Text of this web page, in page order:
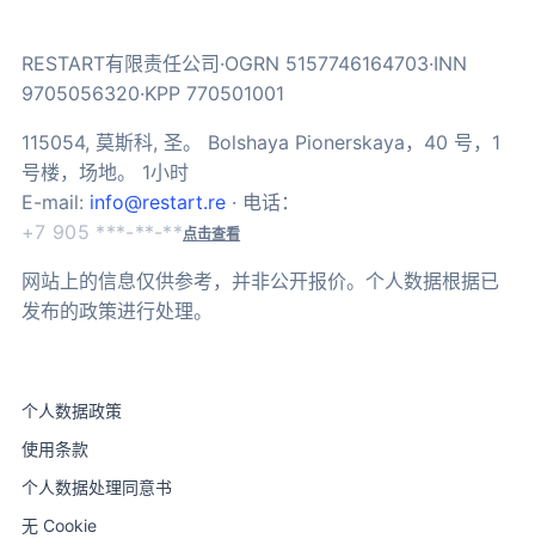
RESTART有限责任公司·OGRN 5157746164703·INN
9705056320·KPP 770501001
115054, 莫斯科, 圣。 Bolshaya Pionerskaya，40 号，1
号楼，场地。 1小时
E-mail: info@restart.re · 电话：
+7 905 ***-**-**点击查看
网站上的信息仅供参考，并非公开报价。个人数据根据已
发布的政策进行处理。
个人数据政策
使用条款
个人数据处理同意书
无 Cookie